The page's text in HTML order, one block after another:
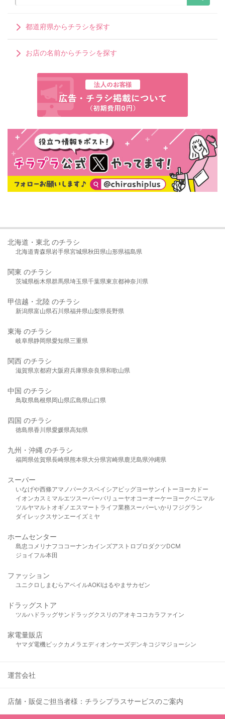
都道府県からチラシを探す
お店の名前からチラシを探す
北海道・東北 のチラシ
北海道青森県岩手県宮城県秋田県山形県福島県
関東 のチラシ
茨城県栃木県群馬県埼玉県千葉県東京都神奈川県
甲信越・北陸 のチラシ
新潟県富山県石川県福井県山梨県長野県
東海 のチラシ
岐阜県静岡県愛知県三重県
関西 のチラシ
滋賀県京都府大阪府兵庫県奈良県和歌山県
中国 のチラシ
鳥取県島根県岡山県広島県山口県
四国 のチラシ
徳島県香川県愛媛県高知県
九州・沖縄 のチラシ
福岡県佐賀県長崎県熊本県大分県宮崎県鹿児島県沖縄県
スーパー
いなげや西條アマノパークスベイシア ビッグヨーサンイトーヨーカドー
イオンカスミ マルエツスーパーバリューヤオコーオーケー ヨークベニマル
ツルヤマルト オギノ エスマート ライフ業務スーパーいかり フジグラン
ダイレックスサンエーイズミヤ
ホームセンター
島忠 コメリ ナフコ コーナンカインズアストロプロダクツDCM
ジョイフル本田
ファッション
ユニクロ しまむら アベイルAOKIはるやま サカゼン
ドラッグストア
ツルハドラッグサンドラッグクスリのアオキ ココカラファイン
家電量販店
ヤマダ電機ビックカメラ エディオンケーズデンキ コジマジョーシン
運営会社
店舗・販促ご担当者様：チラシプラスサービスのご案内